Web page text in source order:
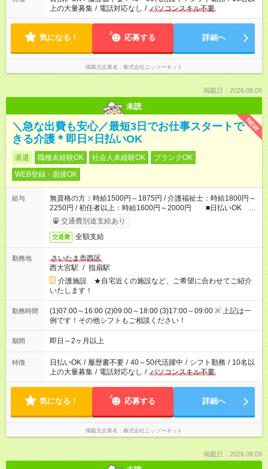
上の大量募集 / 電話対応なし / パソコンスキル不要
気になる！ 応募する 詳細へ
掲載元企業名 株式会社ニッソーネット
掲載日：2026.08.09
未読
NEW
＼急な出費も安心／最短3日でお仕事スタートで
きる介護＊即日×日払いOK
派遣 職種未経験OK 社会人未経験OK
ブランクOK
WEB登録・面接OK
給与
無資格の方：時給1500円～1875円 / 介護福祉士：時給1800円～
2250円 / 初任者以上：時給1600円～2000円 ■日払いOK ■
日収例：1万2000円（時給1500円×8h）
交通費別途支給あり
交通費 全額支給
勤務地
さいたま市西区
西大宮駅 / 指扇駅
介護施設 ★自宅近くの施設など、ご希望に合わせてご紹介
いたします！
勤務時間
(1)07:00～16:00 (2)09:00～18:00 (3)17:00～09:00 ※ 上記は一
例です！その他シフトもご相談ください！
期間 即日～2ヶ月以上
特徴 日払いOK / 履歴書不要 / 40～50代活躍中 / シフト勤務 / 10名以
上の大量募集 / 電話対応なし / パソコンスキル不要
気になる！ 応募する 詳細へ
掲載元企業名 株式会社ニッソーネット
掲載日：2026.08.09